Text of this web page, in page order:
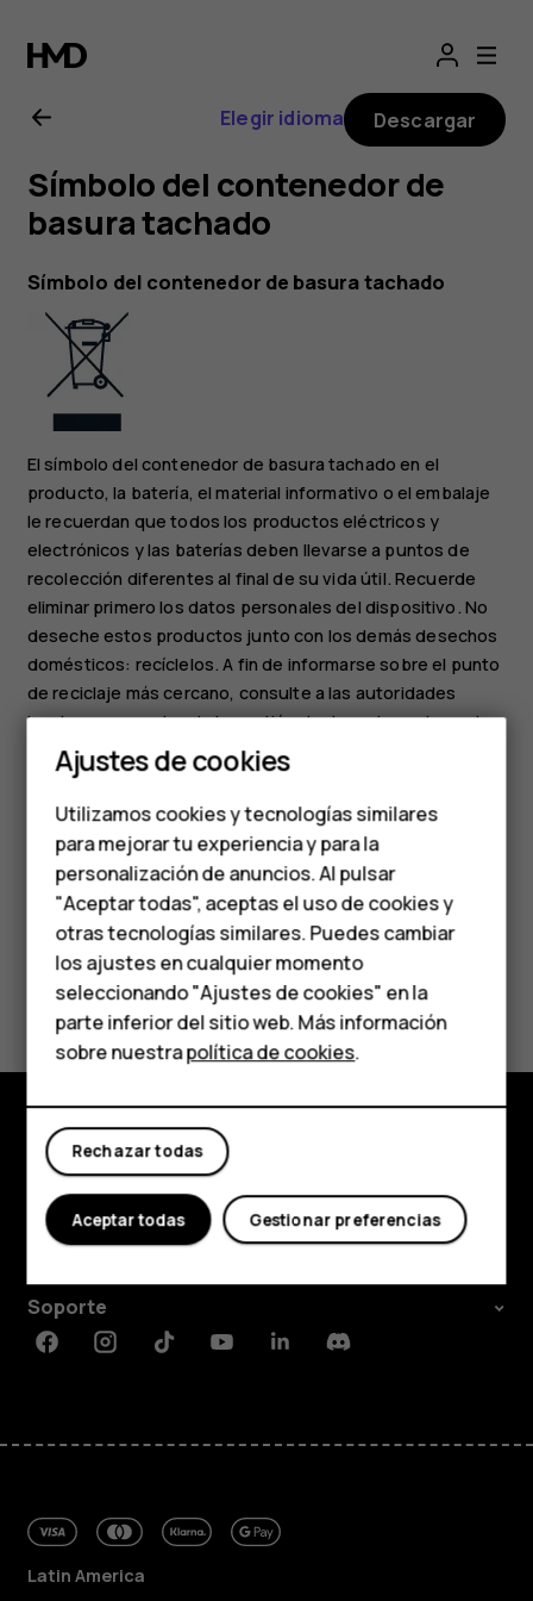
Manual
del
usuario
de
Nokia
2.1
Smartphones
Teléfonos de gama
media
Teléfonos para
personas mayores
HMD Terra M
Comprar
Mi cuenta
Elegir idioma Descargar
Símbolo del contenedor de
basura tachado
Símbolo del contenedor de basura tachado
El símbolo del contenedor de basura tachado en el
producto, la batería, el material informativo o el embalaje
le recuerdan que todos los productos eléctricos y
electrónicos y las baterías deben llevarse a puntos de
recolección diferentes al final de su vida útil. Recuerde
eliminar primero los datos personales del dispositivo. No
deseche estos productos junto con los demás desechos
domésticos: recíclelos. A fin de informarse sobre el punto
de reciclaje más cercano, consulte a las autoridades
locales encargadas de la gestión de desechos o lea sobre
el programa de devolución de HMD y la disponibilidad en
su país en
www.hmd.com/phones/support/topics/recycle.
¿Te ha parecido útil?
Sí No
Comprar
Acerca de
Soporte
FacebookInstagramTiktokYoutubeLinkedinDiscord
Latin America
Ajustes de cookies
Utilizamos cookies y tecnologías similares
para mejorar tu experiencia y para la
personalización de anuncios. Al pulsar
"Aceptar todas", aceptas el uso de cookies y
otras tecnologías similares. Puedes cambiar
los ajustes en cualquier momento
seleccionando "Ajustes de cookies" en la
parte inferior del sitio web. Más información
sobre nuestrapolítica de cookies.
Rechazar todas
Gestionar preferencias
Aceptar todas